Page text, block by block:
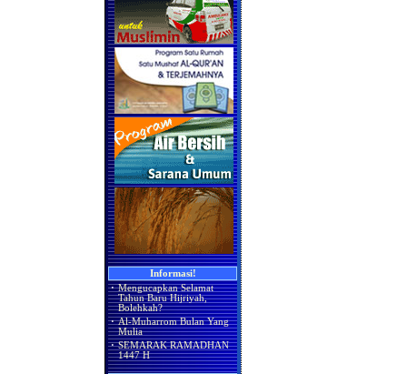
Informasi!
· Mengucapkan Selamat
Tahun Baru Hijriyah,
Bolehkah?
· Al-Muharrom Bulan Yang
Mulia
· SEMARAK RAMADHAN
1447 H